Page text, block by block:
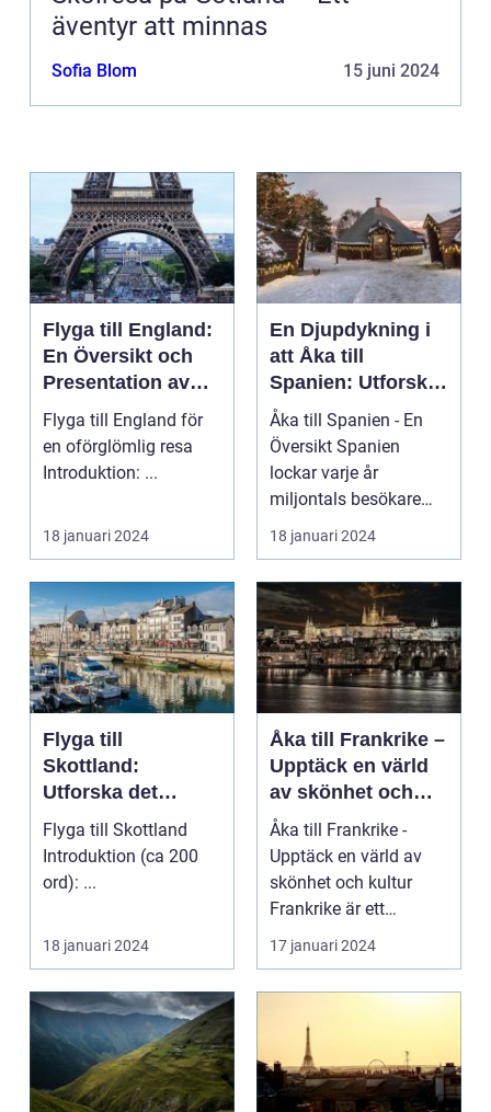
äventyr att minnas
Sofia Blom 15 juni 2024
Flyga till England:
En Översikt och
Presentation av
Resmöjligheter
Flyga till England för
en oförglömlig resa
Introduktion: ...
18 januari 2024
En Djupdykning i
att Åka till
Spanien: Utforska
det
Mångfacetterade
Spanien
Åka till Spanien - En
Översikt Spanien
lockar varje år
miljontals besökare
med sina fantastiska
str...
18 januari 2024
Flyga till
Skottland:
Utforska det
majestätiska
landet
Flyga till Skottland
Introduktion (ca 200
ord): ...
18 januari 2024
Åka till Frankrike –
Upptäck en värld
av skönhet och
kultur
Åka till Frankrike -
Upptäck en värld av
skönhet och kultur
Frankrike är ett
fantastiskt land som
17 januari 2024